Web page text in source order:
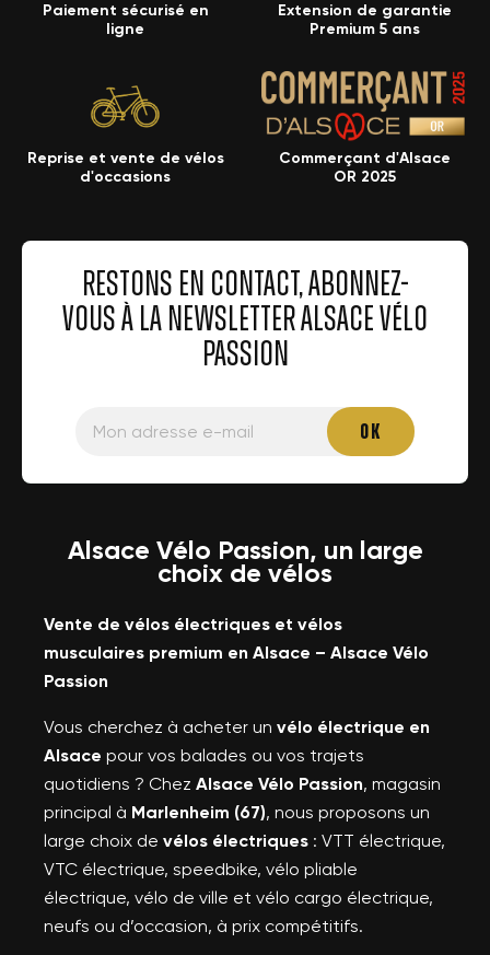
Paiement sécurisé en
ligne
Extension de garantie
Premium 5 ans
Reprise et vente de vélos
d'occasions
Commerçant d'Alsace
OR 2025
RESTONS EN CONTACT, ABONNEZ-
VOUS À LA NEWSLETTER ALSACE VÉLO
PASSION
Alsace Vélo Passion, un large
choix de vélos
Vente de vélos électriques et vélos
musculaires premium en Alsace – Alsace Vélo
Passion
Vous cherchez à acheter un vélo électrique en
Alsace pour vos balades ou vos trajets
quotidiens ? Chez Alsace Vélo Passion, magasin
principal à Marlenheim (67), nous proposons un
large choix de vélos électriques : VTT électrique,
VTC électrique, speedbike, vélo pliable
électrique, vélo de ville et vélo cargo électrique,
neufs ou d’occasion, à prix compétitifs.